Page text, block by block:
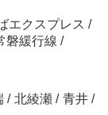
エクスプレス /
磐緩行線 /
/ 北綾瀬 / 青井 /